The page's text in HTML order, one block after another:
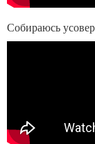
Собираюсь